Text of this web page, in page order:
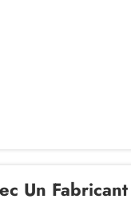
Un